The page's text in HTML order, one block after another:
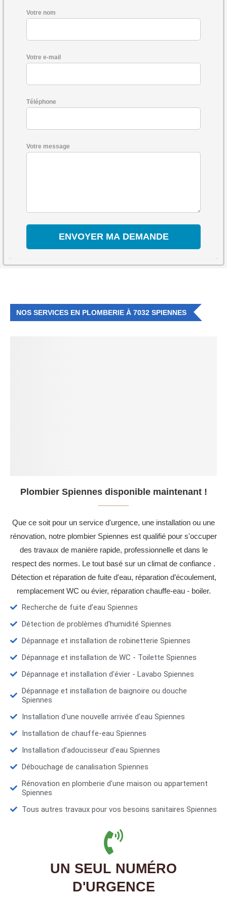
Votre nom
Votre e-mail
Téléphone
Votre message
NOS SERVICES EN PLOMBERIE À 7032 SPIENNES
Plombier Spiennes disponible maintenant !
Que ce soit pour un service d'urgence, une installation ou une
rénovation, notre plombier Spiennes est qualifié pour s'occuper
des travaux de manière rapide, professionnelle et dans le
respect des normes. Le tout basé sur un climat de confiance .
Détection et réparation de fuite d'eau, réparation d’écoulement,
remplacement WC ou évier, réparation chauffe-eau - boiler.
Recherche de fuite d’eau Spiennes
Détection de problèmes d'humidité Spiennes
Dépannage et installation de robinetterie Spiennes
Dépannage et installation de WC - Toilette Spiennes
Dépannage et installation d'évier - Lavabo Spiennes
Dépannage et installation de baignoire ou douche
Spiennes
Installation d'une nouvelle arrivée d'eau Spiennes
Installation de chauffe-eau Spiennes
Installation d’adoucisseur d'eau Spiennes
Débouchage de canalisation Spiennes
Rénovation en plomberie d'une maison ou appartement
Spiennes
Tous autres travaux pour vos besoins sanitaires Spiennes
UN SEUL NUMÉRO
D'URGENCE